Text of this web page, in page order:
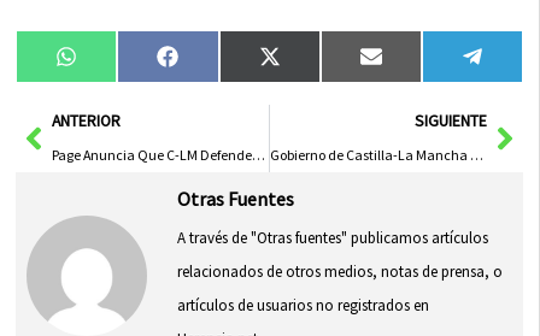
Compartir
en
WhatsAppCompartir
en
FacebookCompartir
en
X
(Twitter)
Compartir
en
Email
en
AntANTERIOR
Page Anuncia Que C-LM Defenderá la Soberanía Alimentaria en Estrategia de Defensa Europea
SIGUIENTE
Gobierno de Castilla-La Mancha Impulsa la Semana Europea de la Movilidad en Argamasilla de Calatrava 2023
Otras Fuentes
A través de "Otras fuentes" publicamos artículos
relacionados de otros medios, notas de prensa, o
artículos de usuarios no registrados en